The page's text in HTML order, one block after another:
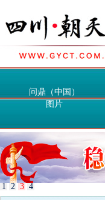
问鼎（中国）
图片
1 2 3 4